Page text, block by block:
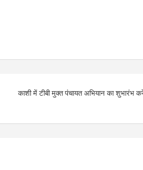
काशी में टीबी मुक्त पंचायत अभियान का शुभारंभ